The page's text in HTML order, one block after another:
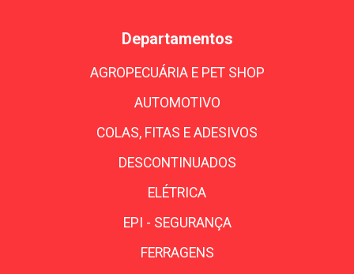
Departamentos
AGROPECUÁRIA E PET SHOP
AUTOMOTIVO
COLAS, FITAS E ADESIVOS
DESCONTINUADOS
ELÉTRICA
EPI - SEGURANÇA
FERRAGENS